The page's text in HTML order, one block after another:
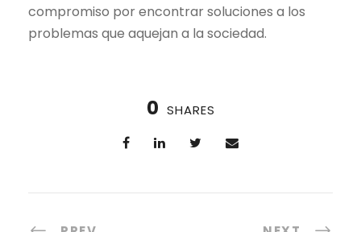
compromiso por encontrar soluciones a los
problemas que aquejan a la sociedad.
0 SHARES